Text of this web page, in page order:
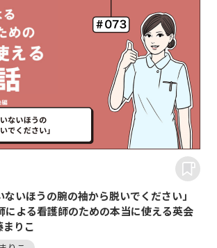
ないほうの腕の袖から脱いでください」
による看護師のための本当に使える英会
りこ